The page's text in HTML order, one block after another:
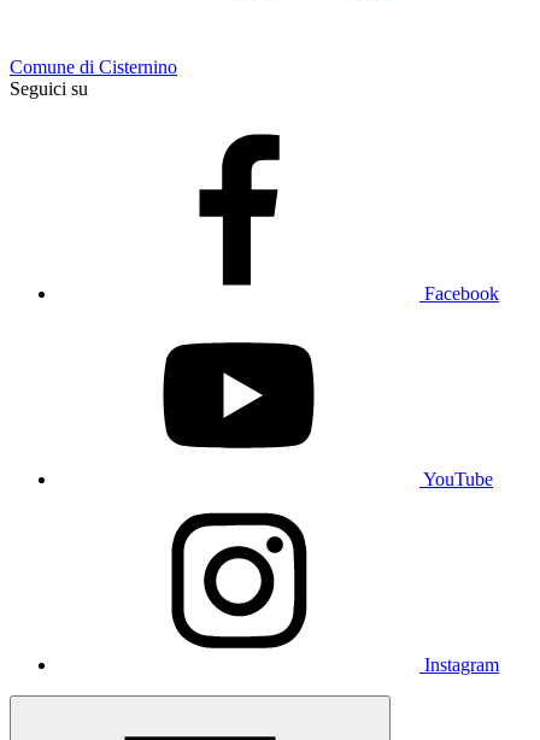
Comune di Cisternino
Seguici su
Facebook
YouTube
Instagram